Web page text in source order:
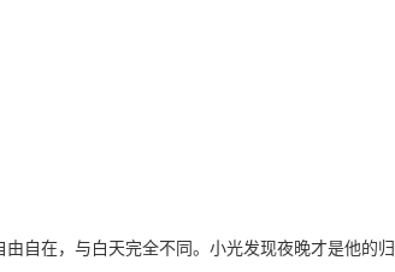
自在，与白天完全不同。小光发现夜晚才是他的归